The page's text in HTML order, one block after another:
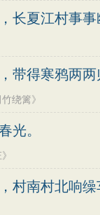
长夏江村事事
带得寒鸦两两
绕篱》
光。
村南村北响